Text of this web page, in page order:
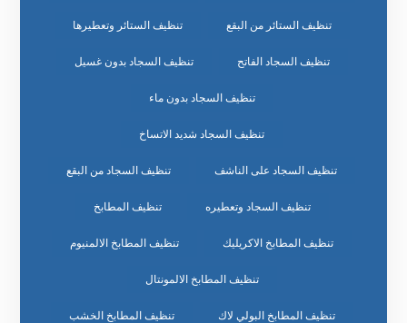
تنظيف الستائر من البقع تنظيف الستائر وتعطيرها
تنظيف السجاد الفاتح تنظيف السجاد بدون غسيل
تنظيف السجاد بدون ماء
تنظيف السجاد شديد الاتساخ
تنظيف السجاد على الناشف تنظيف السجاد من البقع
تنظيف السجاد وتعطيره تنظيف المطابخ
تنظيف المطابخ الاكريليك تنظيف المطابخ الالمنيوم
تنظيف المطابخ الالمونتال
تنظيف المطابخ البولي لاك تنظيف المطابخ الخشب